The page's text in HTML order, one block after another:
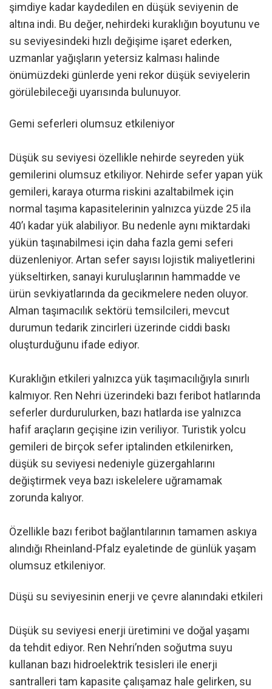
şimdiye kadar kaydedilen en düşük seviyenin de
altına indi. Bu değer, nehirdeki kuraklığın boyutunu ve
su seviyesindeki hızlı değişime işaret ederken,
uzmanlar yağışların yetersiz kalması halinde
önümüzdeki günlerde yeni rekor düşük seviyelerin
görülebileceği uyarısında bulunuyor.
Gemi seferleri olumsuz etkileniyor
Düşük su seviyesi özellikle nehirde seyreden yük
gemilerini olumsuz etkiliyor. Nehirde sefer yapan yük
gemileri, karaya oturma riskini azaltabilmek için
normal taşıma kapasitelerinin yalnızca yüzde 25 ila
40’ı kadar yük alabiliyor. Bu nedenle aynı miktardaki
yükün taşınabilmesi için daha fazla gemi seferi
düzenleniyor. Artan sefer sayısı lojistik maliyetlerini
yükseltirken, sanayi kuruluşlarının hammadde ve
ürün sevkiyatlarında da gecikmelere neden oluyor.
Alman taşımacılık sektörü temsilcileri, mevcut
durumun tedarik zincirleri üzerinde ciddi baskı
oluşturduğunu ifade ediyor.
Kuraklığın etkileri yalnızca yük taşımacılığıyla sınırlı
kalmıyor. Ren Nehri üzerindeki bazı feribot hatlarında
seferler durdurulurken, bazı hatlarda ise yalnızca
hafif araçların geçişine izin veriliyor. Turistik yolcu
gemileri de birçok sefer iptalinden etkilenirken,
düşük su seviyesi nedeniyle güzergahlarını
değiştirmek veya bazı iskelelere uğramamak
zorunda kalıyor.
Özellikle bazı feribot bağlantılarının tamamen askıya
alındığı Rheinland-Pfalz eyaletinde de günlük yaşam
olumsuz etkileniyor.
Düşü su seviyesinin enerji ve çevre alanındaki etkileri
Düşük su seviyesi enerji üretimini ve doğal yaşamı
da tehdit ediyor. Ren Nehri’nden soğutma suyu
kullanan bazı hidroelektrik tesisleri ile enerji
santralleri tam kapasite çalışamaz hale gelirken, su